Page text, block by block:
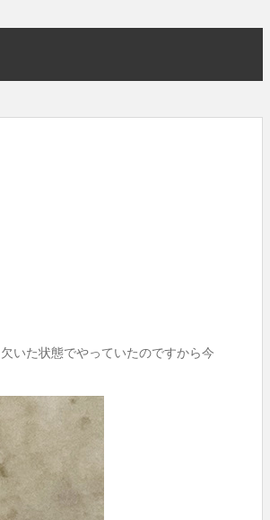
いた状態でやっていたのですから今